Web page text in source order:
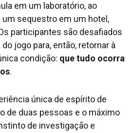
em um laboratório, ao
sequestro em um hotel,
participantes são desafiados
jogo para, então, retornar à
condição: que tudo ocorra
.
única de espírito de
de duas pessoas e o máximo
de investigação e